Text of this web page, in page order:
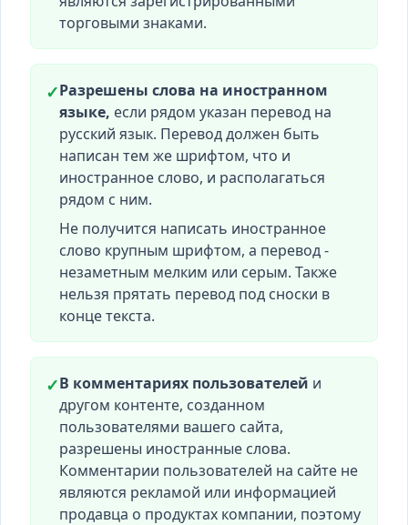
торговыми знаками.
✓Разрешены слова на иностранном
языке, если рядом указан перевод на
русский язык. Перевод должен быть
написан тем же шрифтом, что и
иностранное слово, и располагаться
рядом с ним.
Не получится написать иностранное
слово крупным шрифтом, а перевод -
незаметным мелким или серым. Также
нельзя прятать перевод под сноски в
конце текста.
✓В комментариях пользователей и
другом контенте, созданном
пользователями вашего сайта,
разрешены иностранные слова.
Комментарии пользователей на сайте не
являются рекламой или информацией
продавца о продуктах компании, поэтому